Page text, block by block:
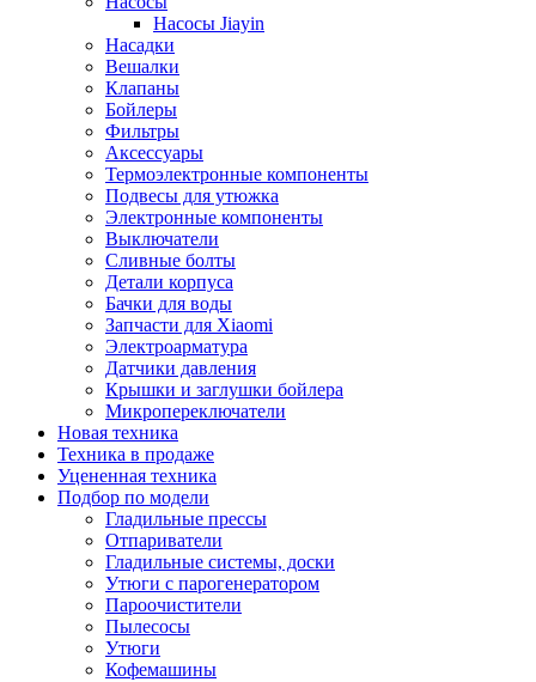
Насосы Jiayin
Насадки
Вешалки
Клапаны
Бойлеры
Фильтры
Аксессуары
Термоэлектронные компоненты
Подвесы для утюжка
Электронные компоненты
Выключатели
Сливные болты
Детали корпуса
Бачки для воды
Запчасти для Xiaomi
Электроарматура
Датчики давления
Крышки и заглушки бойлера
Микропереключатели
Новая техника
Техника в продаже
Уцененная техника
Подбор по модели
Гладильные прессы
Отпариватели
Гладильные системы, доски
Утюги с парогенератором
Пароочистители
Пылесосы
Утюги
Кофемашины